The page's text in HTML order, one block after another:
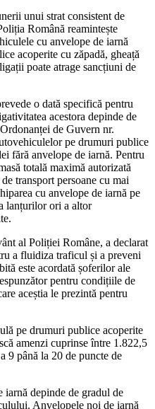
unui strat consistent de
Română reamintește
cu anvelope de iarnă
acoperite cu zăpadă, gheață
poate atrage sancțiuni de
o dată specifică pentru
acestora depinde de
de Guvern nr.
pe drumuri publice
fără anvelope de iarnă. Pentru
totală maximă autorizată
transport persoane cu mai
cu anvelope de iarnă pe
lanțurilor ori a altor
al Poliției Române, a declarat
a fluidiza traficul și a preveni
este acordată șoferilor ale
pentru condițiile de
aceștia le prezintă pentru
pe drumuri publice acoperite
amenzi cuprinse între 1.822,5
9 până la 20 de puncte de
iarnă depinde de gradul de
Anvelopele noi de iarnă